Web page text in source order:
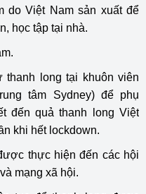
do Việt Nam sản xuất để
học tập tại nhà.
long tại khuôn viên
tâm Sydney) để phụ
đến quả thanh long Việt
khi hết lockdown.
thực hiện đến các hội
mạng xã hội.